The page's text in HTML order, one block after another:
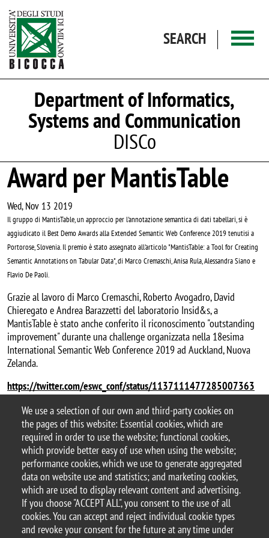
We use a selection of our own and third-party cookies on
the pages of this website: Essential cookies, which are
required in order to use the website; functional cookies,
which provide better easy of use when using the website;
performance cookies, which we use to generate aggregated
data on website use and statistics; and marketing cookies,
which are used to display relevant content and advertising.
If you choose "ACCEPT ALL", you consent to the use of all
cookies. You can accept and reject individual cookie types
and revoke your consent for the future at any time under
SEARCH
Department of Informatics,
Systems and Communication
DISCo
Award per MantisTable
Wed, Nov 13 2019
Il gruppo di MantisTable, un approccio per l'annotazione semantica di dati tabellari, si è
aggiudicato il Best Demo Awards alla Extended Semantic Web Conference 2019 tenutisi a
Portorose, Slovenia. Il premio è stato assegnato all'articolo "MantisTable: a Tool for Creating
Semantic Annotations on Tabular Data", di Marco Cremaschi, Anisa Rula, Alessandra Siano e
Flavio De Paoli.
Grazie al lavoro di Marco Cremaschi, Roberto Avogadro, David
Chieregato e Andrea Barazzetti del laboratorio Insid&s, a
MantisTable è stato anche conferito il riconoscimento "outstanding
improvement" durante una challenge organizzata nella 18esima
International Semantic Web Conference 2019 ad Auckland, Nuova
Zelanda.
https://twitter.com/eswc_conf/status/1137111477285007363
https://twitter.com/cremmarco/status/1189850176577392640
Categoria news
premi
© 2025 University of Milano-Bicocca
Piazza dell'Ateneo Nuovo, 1 - 20126, Milan
PEC address: ateneo.bicocca@pec.unimib.it